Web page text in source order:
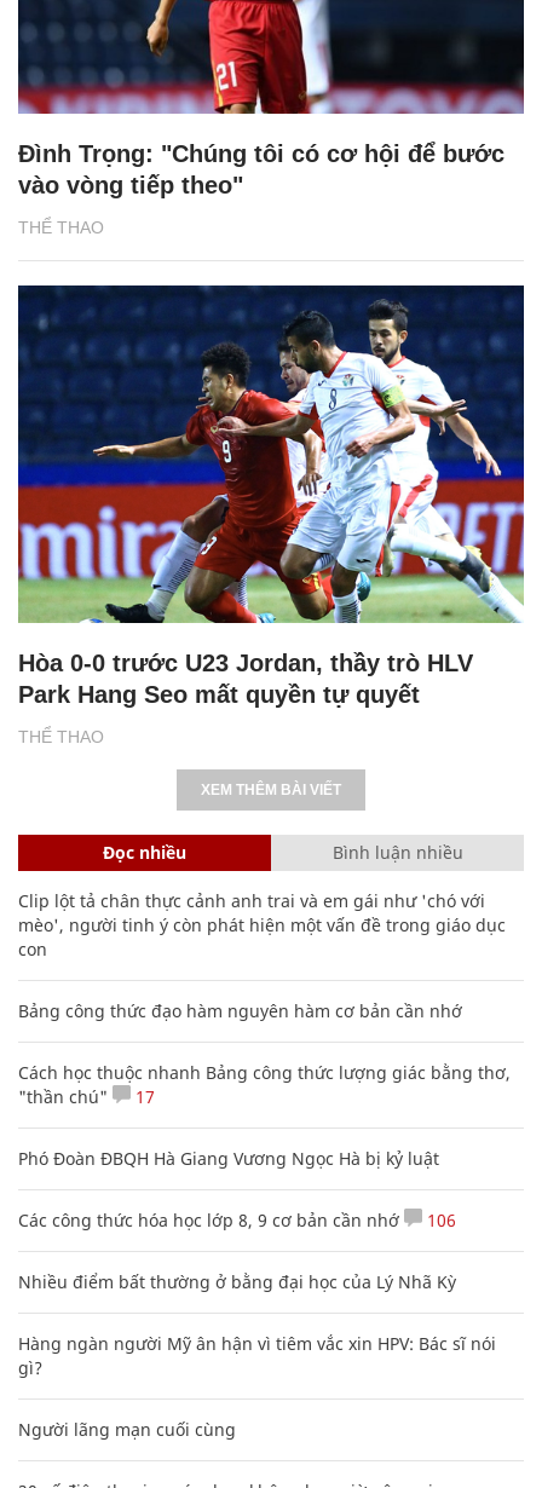
THỂ THAO
Đình Trọng: "Chúng tôi có cơ hội để bước
vào vòng tiếp theo"
THỂ THAO
Hòa 0-0 trước U23 Jordan, thầy trò HLV
Park Hang Seo mất quyền tự quyết
XEM THÊM BÀI VIẾT
Đọc nhiều Bình luận nhiều
Clip lột tả chân thực cảnh anh trai và em gái như 'chó với
mèo', người tinh ý còn phát hiện một vấn đề trong giáo dục
con
Bảng công thức đạo hàm nguyên hàm cơ bản cần nhớ
Cách học thuộc nhanh Bảng công thức lượng giác bằng thơ,
"thần chú"
17
Phó Đoàn ĐBQH Hà Giang Vương Ngọc Hà bị kỷ luật
Các công thức hóa học lớp 8, 9 cơ bản cần nhớ 106
Nhiều điểm bất thường ở bằng đại học của Lý Nhã Kỳ
Hàng ngàn người Mỹ ân hận vì tiêm vắc xin HPV: Bác sĩ nói
gì?
Người lãng mạn cuối cùng